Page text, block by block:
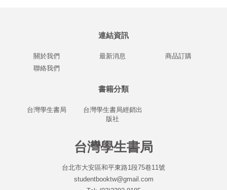
連結資訊
關於我們 最新消息
商品訂購
聯絡我們
書籍分類
台灣學生書局
台灣學生書局經銷出
版社
台灣學生書局
台北市大安區和平東路1段75巷11號
studentbooktw@gmail.com